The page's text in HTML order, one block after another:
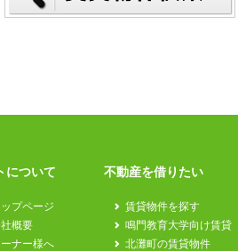
について
ップページ
概要
ナー様へ
不動産を借りたい
賃貸物件を探す
鳴門教育大学向け賃貸
北灘町の賃貸物件